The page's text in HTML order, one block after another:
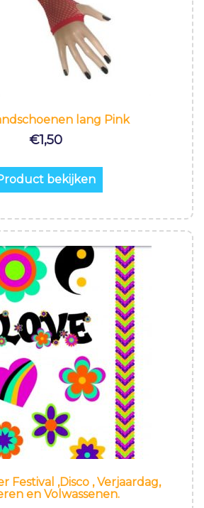
lang Pink
€1,50
bekijken
Festival ,Disco , Verjaardag,
en Volwassenen.